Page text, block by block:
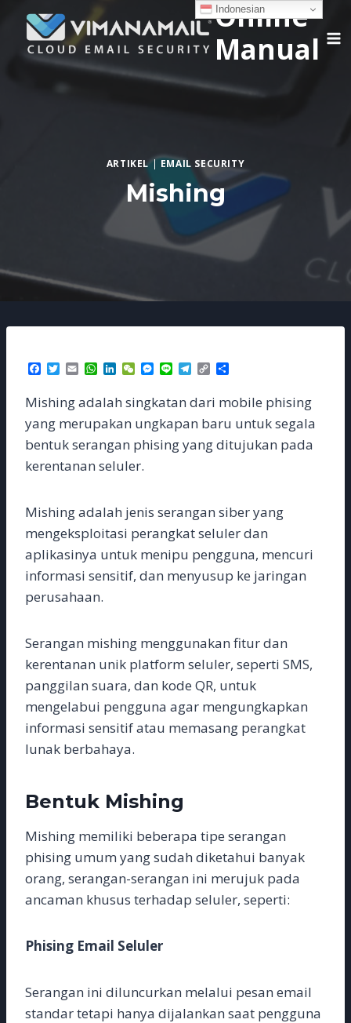
content
Online
Manual
ARTIKEL| EMAIL SECURITY
Mishing
e
b
o
o
T
t
t
e
r
E
i
l
W
a
t
s
A
p
L
n
k
e
d
I
W
h
a
t
M
s
s
e
n
g
L
e
T
e
g
r
a
C
p
y
L
i
n
k
r
e
Mishing adalah singkatan dari mobile phising
yang merupakan ungkapan baru untuk segala
bentuk serangan phising yang ditujukan pada
kerentanan seluler.
Mishing adalah jenis serangan siber yang
mengeksploitasi perangkat seluler dan
aplikasinya untuk menipu pengguna, mencuri
informasi sensitif, dan menyusup ke jaringan
perusahaan.
Serangan mishing menggunakan fitur dan
kerentanan unik platform seluler, seperti SMS,
panggilan suara, dan kode QR, untuk
mengelabui pengguna agar mengungkapkan
informasi sensitif atau memasang perangkat
lunak berbahaya.
Bentuk Mishing
Mishing memiliki beberapa tipe serangan
phising umum yang sudah diketahui banyak
orang, serangan-serangan ini merujuk pada
ancaman khusus terhadap seluler, seperti:
Phising Email Seluler
Serangan ini diluncurkan melalui pesan email
standar tetapi hanya dijalankan saat pengguna
Indonesian